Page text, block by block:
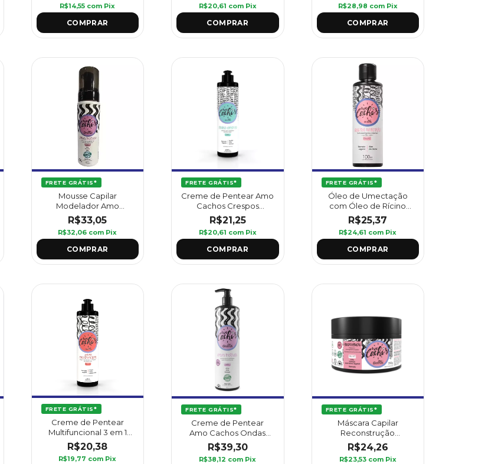
R$14,55 com Pix R$20,61 com Pix R$28,98 com Pix
FRETE GRÁTIS*
Mousse Capilar
Modelador Amo
Cachos Ondas Incríveis
180 ml - Griffus
R$33,05
R$32,06 com Pix
FRETE GRÁTIS*
Creme de Pentear Amo
Cachos Crespos
Vibrantes 420 ml -
Griffus
R$21,25
R$20,61 com Pix
FRETE GRÁTIS*
Óleo de Umectação
com Óleo de Rícino
Amo Cachos 100 ml -
Griffus
R$25,37
R$24,61 com Pix
FRETE GRÁTIS*
Creme de Pentear
Multifuncional 3 em 1
Amo Cachos 420 ml -
Griffus
R$20,38
R$19,77 com Pix
FRETE GRÁTIS*
Creme de Pentear
Amo Cachos Ondas
Incríveis 1L - Griffus
R$39,30
R$38,12 com Pix
FRETE GRÁTIS*
Máscara Capilar
Reconstrução
Cronograma Amo
Cachos 250 g - Griffus
R$24,26
R$23,53 com Pix